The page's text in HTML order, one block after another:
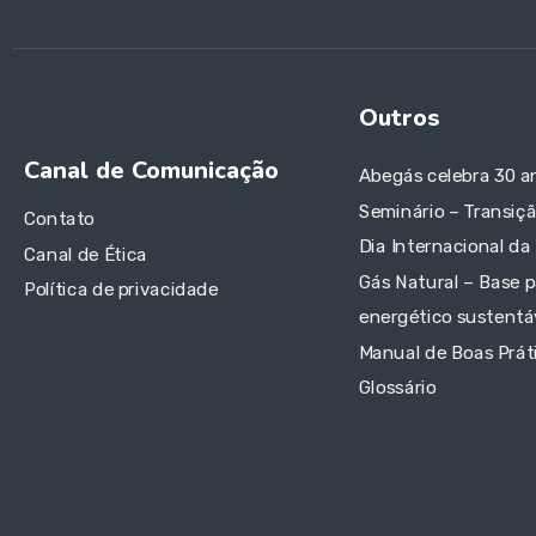
Canal de Comunicação
Contato
Canal de Ética
Política de privacidade
Outros
Abegás celebra 30
Seminário –
Dia Internacional da
Gás Natural – Base
energético
Manual de Boas
Glossário